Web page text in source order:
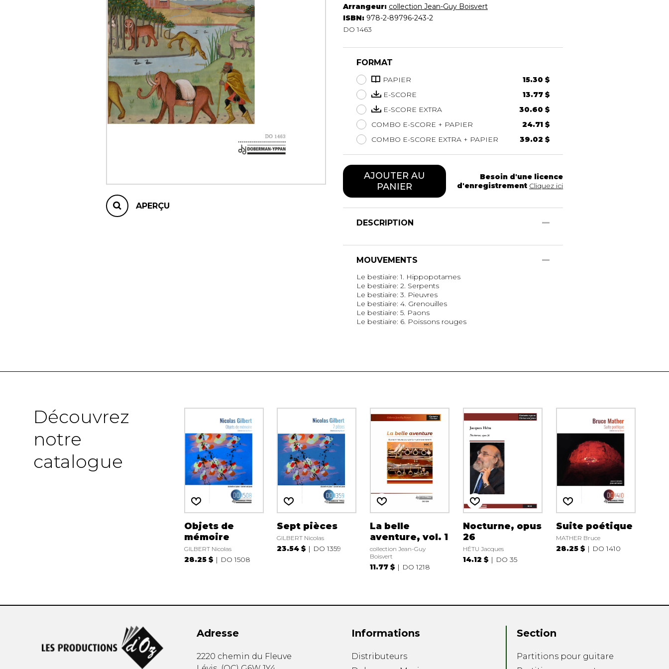
Hautbois
Luth
Mandoline
Piano
Saxophone
Trombone
Trompette
Tuba
Ukulélé
Violon
APERÇU
Arrangeur: collection Jean-Guy Boisvert
ISBN: 978-2-89796-243-2
DO 1463
FORMAT
PAPIER
15.30 $
E-SCORE
13.77 $
E-SCORE EXTRA
30.60 $
COMBO E-SCORE + PAPIER
24.71 $
COMBO E-SCORE EXTRA + PAPIER
39.02 $
AJOUTER AU
PANIER
Besoin d'une licence
d'enregistrement Cliquez ici
DESCRIPTION
MOUVEMENTS
Le bestiaire: 1. Hippopotames
Le bestiaire: 2. Serpents
Le bestiaire: 3. Pieuvres
Le bestiaire: 4. Grenouilles
Le bestiaire: 5. Paons
Le bestiaire: 6. Poissons rouges
Découvrez
notre
catalogue
Objets de
mémoire
GILBERT Nicolas
28.25 $ DO 1508
Sept pièces
GILBERT Nicolas
23.54 $ DO 1359
La belle
aventure, vol. 1
collection Jean-Guy
Boisvert
11.77 $ DO 1218
Nocturne, opus
26
HÉTU Jacques
14.12 $ DO 35
Suite poétique
MATHER Bruce
28.25 $ DO 1410
Adresse
2220 chemin du Fleuve
Informations
Distributeurs
Section
Partitions pour guitare